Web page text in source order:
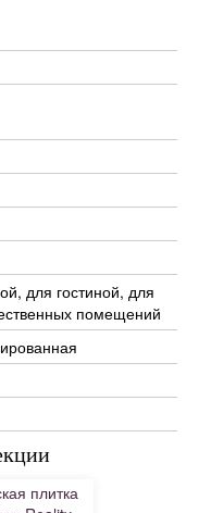
для гостиной, для
помещений
плитка